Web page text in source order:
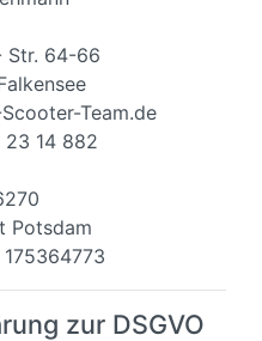
Str. 64-66
Team.de
14 882
Potsdam
zur DSGVO